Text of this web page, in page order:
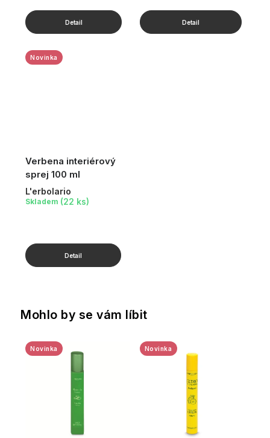
Verbena interiérový
sprej 100 ml
Novinka
L'erbolario
Skladem (22 ks)
Mohlo by se vám líbit
Novinka Novinka